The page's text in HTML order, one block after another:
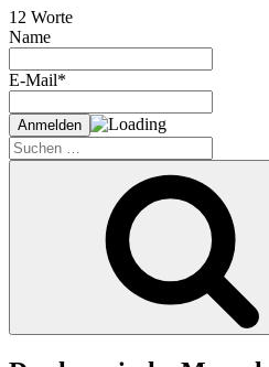
12 Worte
Name
E-Mail*
Suche
nach: